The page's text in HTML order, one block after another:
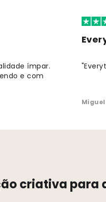
ímpar.
e com
criativa para